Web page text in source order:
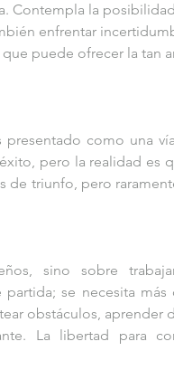
Contempla la
enfrentar
puede ofrecer la tan
como una
pero la realidad es
triunfo, pero
sino sobre
se necesita más
obstáculos, aprender
La libertad para